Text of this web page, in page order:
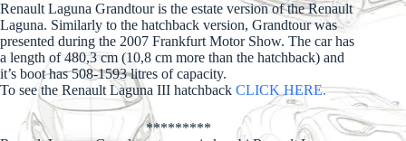
Renault Laguna Grandtour is the estate version of the Renault
Laguna. Similarly to the hatchback version, Grandtour was
presented during the 2007 Frankfurt Motor Show. The car has
a length of 480,3 cm (10,8 cm more than the hatchback) and
it’s boot has 508-1593 litres of capacity.
To see the Renault Laguna III hatchback CLICK HERE.
*********